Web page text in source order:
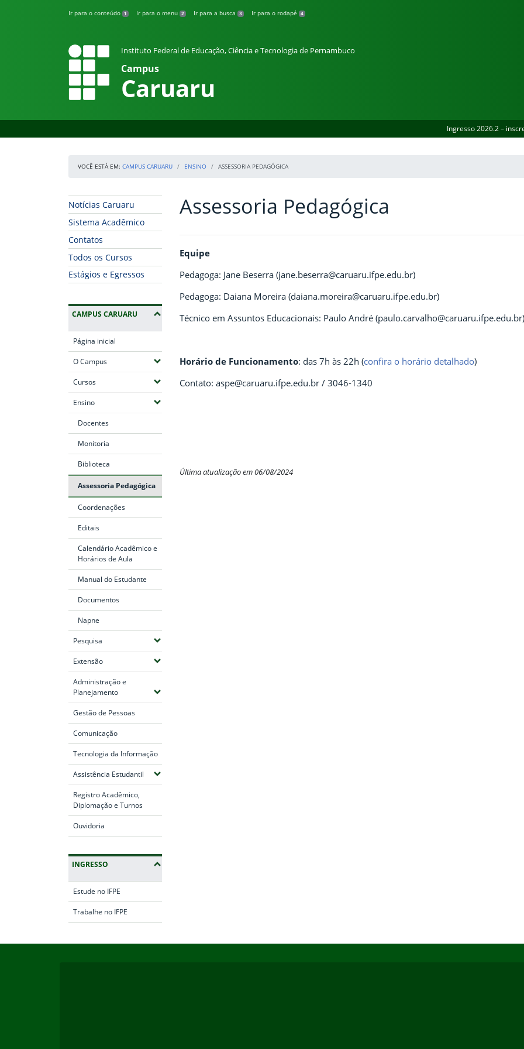
Ir para o conteúdo 1 Ir para o menu 2 Ir para a busca 3 Ir para o rodapé 4
Instituto Federal de Educação, Ciência e Tecnologia de Pernambuco
Campus
Caruaru
Ingresso 2026.2 –
VOCÊ ESTÁ EM: CAMPUS CARUARU ENSINO ASSESSORIA PEDAGÓGICA
Início da navegação
Notícias Caruaru
Sistema Acadêmico
Contatos
Todos os Cursos
Estágios e Egressos
CAMPUS CARUARU
Página inicial
O Campus(Expandir submenus)
Cursos(Expandir submenus)
Ensino(Expandir submenus)
Docentes
Monitoria
Biblioteca
Assessoria Pedagógica
Coordenações
Editais
Calendário Acadêmico e
Horários de Aula
Manual do Estudante
Documentos
Napne
Pesquisa (Expandir submenus)
Extensão(Expandir submenus)
Administração e
Planejamento(Expandir submenus)
Gestão de Pessoas
Comunicação
Tecnologia da Informação
Assistência Estudantil (Expandir submenus)
Registro Acadêmico,
Diplomação e Turnos
Ouvidoria
INGRESSO
Estude no IFPE
Trabalhe no IFPE
Início do conteúdo
Assessoria Pedagógica
Equipe
Pedagoga: Jane Beserra (jane.beserra@caruaru.ifpe.edu.br)
Pedagoga: Daiana Moreira (daiana.moreira@caruaru.ifpe.edu.br)
Técnico em Assuntos Educacionais: Paulo André (paulo.carvalho@caruaru.ifpe.edu.br)
Horário de Funcionamento: das 7h às 22h (confira o horário detalhado)
Contato: aspe@caruaru.ifpe.edu.br / 3046-1340
Última atualização em 06/08/2024